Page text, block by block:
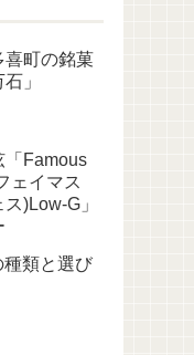
喜町の銘菓
」
「Famous
ェイマス
)Low-G」
種類と選び